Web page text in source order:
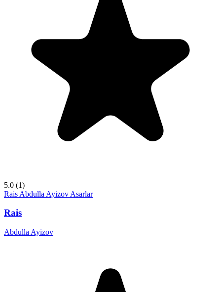
5.0 (1)
Rais Abdulla Ayizov Asarlar
Rais
Abdulla Ayizov